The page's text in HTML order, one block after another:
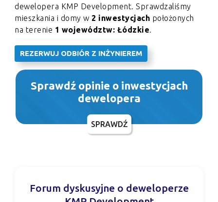
dewelopera KMP Development. Sprawdzaliśmy
mieszkania i domy w 2 inwestycjach położonych
na terenie 1 województw: Łódzkie.
REZERWUJ ODBIÓR Z INŻYNIEREM
Sprawdź opinie o inwestycjach
dewelopera
SPRAWDŹ
Forum dyskusyjne o deweloperze